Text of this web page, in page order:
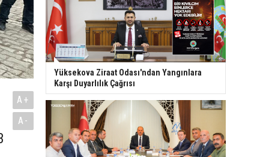
A+
A-
Yüksekova Ziraat Odası'ndan Yangınlara
Karşı Duyarlılık Çağrısı